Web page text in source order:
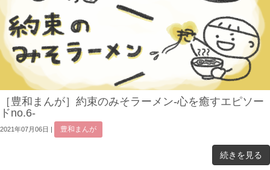
［豊和まんが］約束のみそラーメン-心を癒すエピソー
ドno.6-
2021年07月06日 | 豊和まんが
続きを見る